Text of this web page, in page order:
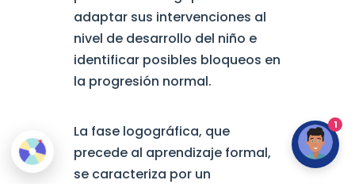
adaptar sus intervenciones al
nivel de desarrollo del niño e
identificar posibles bloqueos en
la progresión normal.
La fase logográfica, que
precede al aprendizaje formal,
se caracteriza por un
1